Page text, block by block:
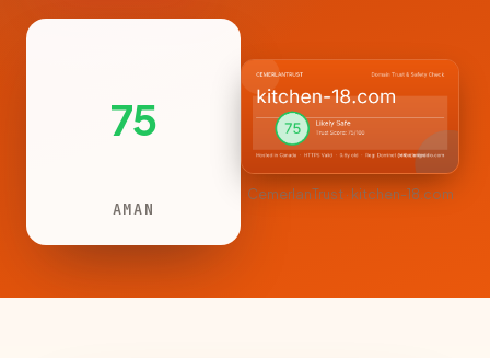
75
AMAN
CemerlanTrust · kitchen-18.com